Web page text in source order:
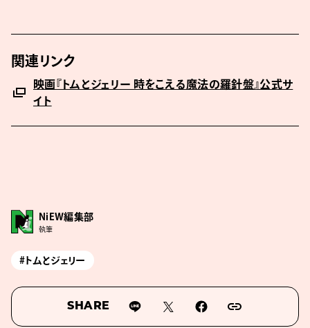
関連リンク
映画『トムとジェリー 時をこえる魔法の羅針盤』公式サ
イト
NiEW編集部
執筆
#トムとジェリー
SHARE